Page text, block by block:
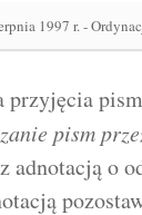
1997 r. -
przyjęcia
pism
adnotacją o